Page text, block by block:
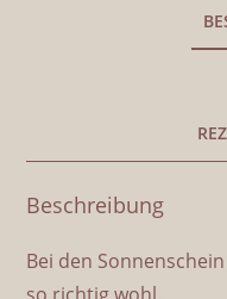
Beschreibung
Bei den